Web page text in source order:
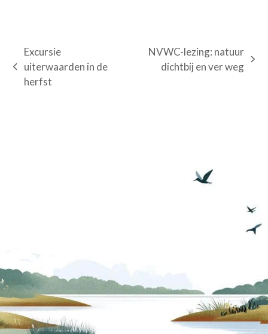
previous
post:
Excursie
uiterwaarden in de
herfst
NVWC-lezing: natuur
dichtbij en ver weg